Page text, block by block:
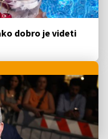
dobro je videti